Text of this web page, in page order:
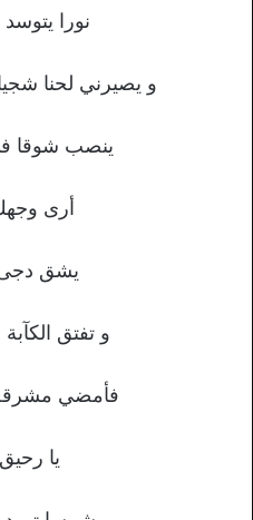
نورا
و يصيرني لحنا
ينصب شوقا
أرى
يشق
و تفتق
فأمضي مشرقة
يا